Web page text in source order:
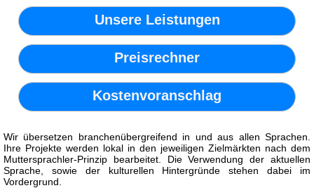
Unsere Leistungen
Preisrechner
Kostenvoranschlag
Wir übersetzen branchenübergreifend in und aus allen Sprachen.
Ihre Projekte werden lokal in den jeweiligen Zielmärkten nach dem
Muttersprachler-Prinzip bearbeitet. Die Verwendung der aktuellen
Sprache, sowie der kulturellen Hintergründe stehen dabei im
Vordergrund.